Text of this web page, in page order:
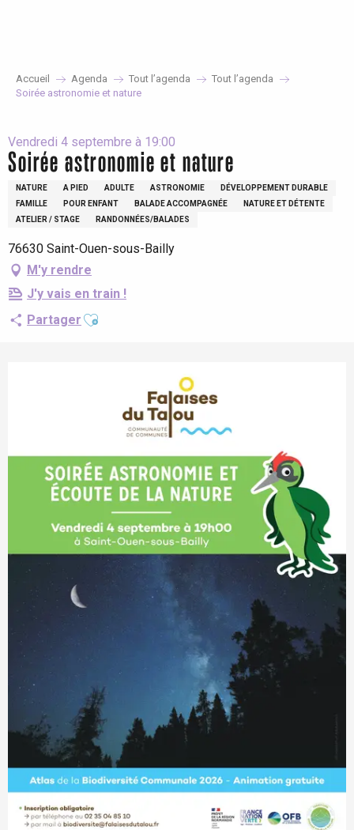
Accueil Agenda Tout l’agenda
Tout l’agenda
Soirée astronomie et nature
Vendredi 4 septembre à 19:00
Soirée astronomie et nature
NATURE A PIED ADULTE ASTRONOMIE
DÉVELOPPEMENT DURABLE
FAMILLE
POUR ENFANT BALADE ACCOMPAGNÉE
NATURE ET DÉTENTE
ATELIER / STAGE
RANDONNÉES/BALADES
76630 Saint-Ouen-sous-Bailly
M'y rendre
J'y vais en train !
Partager Ajouter aux favoris